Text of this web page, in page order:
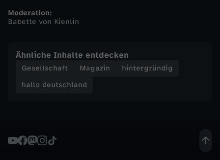
h
a
l
d
Moderation:
Babette von Kienlin
Ähnliche Inhalte entdecken
Gesellschaft Magazin
hintergründig
hallo deutschland